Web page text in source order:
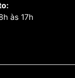
às 17h